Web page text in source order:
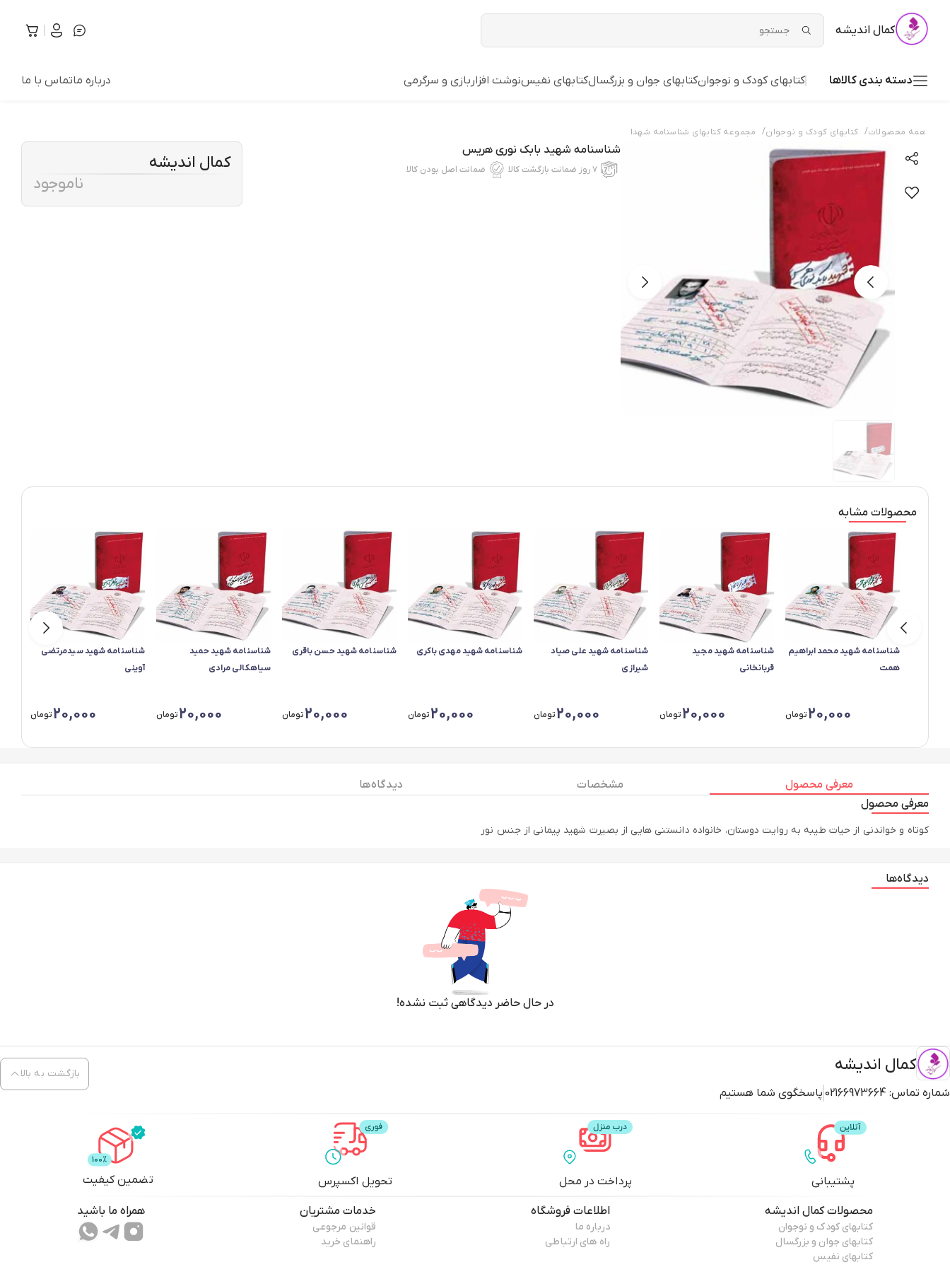
کمال اندیشه
دسته بندی کالاها کتابهای کودک و نوجوانکتابهای جوان و بزرگسالکتابهای نفیسنوشت افزار بازي و سرگرمي درباره ماتماس با ما
همه محصولات/ کتابهای کودک و نوجوان/ مجموعه کتابهای شناسنامه شهدا
شناسنامه شهید بابک نوری هریس
۷ روز ضمانت بازگشت کالا ضمانت اصل بودن کالا
کمال اندیشه
ناموجود
محصولات مشابه
شناسنامه شهید محمد ابراهیم
همت
20,000تومان
شناسنامه شهید مجید
قربانخانی
20,000تومان
شناسنامه شهید علی صیاد
شیرازی
20,000تومان
شناسنامه شهید مهدی باکری
20,000تومان
شناسنامه شهید حسن باقری
20,000تومان
شناسنامه شهید حمید
سیاهکالی مرادی
20,000تومان
شناسنامه شهید سیدمرتضی
آوینی
20,000تومان
معرفی محصول مشخصات
دیدگاه ها
معرفی محصول
کوتاه و خواندنی از حیات طیبه به روایت دوستان، خانواده دانستنی هایی از بصیرت شهید پیمانی از جنس نور
دیدگاه‌ها
در حال حاضر دیدگاهی ثبت نشده!
کمال اندیشه
شماره تماس: 02166973664 پاسخگوی شما هستیم
بازگشت به بالا
پشتیبانی پرداخت در محل تحویل اکسپرس تضمین کیفیت
محصولاتکمال اندیشه
کتابهای کودک و نوجوان
کتابهای جوان و بزرگسال
کتابهای نفیس
اطلاعات فروشگاه
درباره ما
راه های ارتباطی
خدمات مشتریان
قوانین مرجوعی
راهنمای خرید
همراه ما باشید